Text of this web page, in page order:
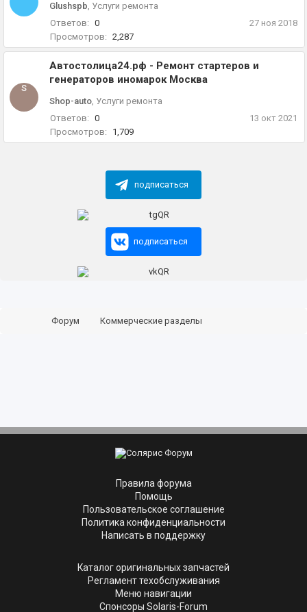
Glushspb, Услуги ремонта
Ответов: 0
Просмотров: 2,287
27 ноя 2018
S
Автостолица24.рф - Ремонт стартеров и
генераторов иномарок Москва
Shop-auto, Услуги ремонта
Ответов: 0
Просмотров:
1,709
13 окт 2021
подписаться
подписаться
Форум Коммерческие разделы
Правила форума
Помощь
Пользовательское соглашение
Политика конфиденциальности
Написать в поддержку
Каталог оригинальных запчастей
Регламент техобслуживания
Меню навигации
Спонсоры Solaris-Forum